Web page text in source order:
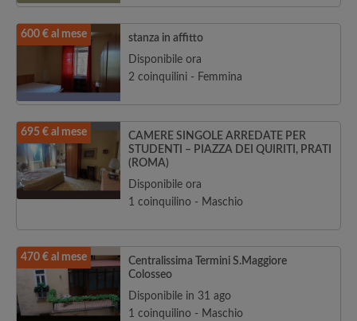
600 € al mese
stanza in affitto
Disponibile ora
2 coinquilini - Femmina
695 € al mese
CAMERE SINGOLE ARREDATE PER
STUDENTI – PIAZZA DEI QUIRITI, PRATI
(ROMA)
Disponibile ora
1 coinquilino - Maschio
470 € al mese
Centralissima Termini S.Maggiore
Colosseo
Disponibile in 31 ago
1 coinquilino - Maschio